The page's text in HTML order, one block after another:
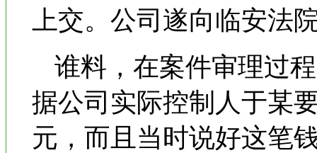
上交。公司遂向临安法
谁料，在案件审理过
据公司实际控制人于某
元，而且当时说好这笔